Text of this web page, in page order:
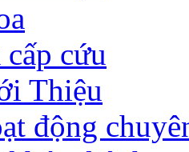
cứu
Thiệu
động